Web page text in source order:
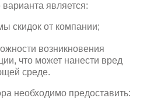
является:
скидок от компании;
возникновения
что может нанести вред
среде.
необходимо предоставить: